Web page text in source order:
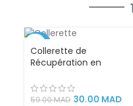
Collerette de
Récupération en
Petit Chien –
Protection
59.00MAD 30.00 MAD